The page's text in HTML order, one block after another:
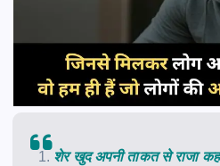
शेर खुद अपनी ताकत से राजा